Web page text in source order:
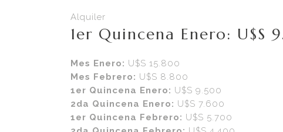
Alquiler
1er Quincena Enero: U$S
Mes Enero: U$S 15.800
Mes Febrero: U$S 8.800
1er Quincena Enero: U$S 9.500
2da Quincena Enero: U$S 7.600
1er Quincena Febrero: U$S 5.700